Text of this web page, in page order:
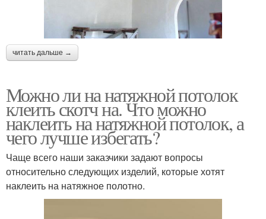
читать дальше →
Можно ли на натяжной потолок
клеить скотч на. Что можно
наклеить на натяжной потолок, а
чего лучше избегать?
Чаще всего наши заказчики задают вопросы
относительно следующих изделий, которые хотят
наклеить на натяжное полотно.